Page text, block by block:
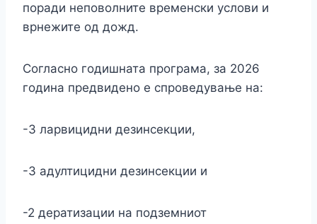
поради неповолните временски услови и
врнежите од дожд.
Согласно годишната програма, за 2026
година предвидено е спроведување на:
-3 ларвицидни дезинсекции,
-3 адултицидни дезинсекции и
-2 дератизации на подземниот